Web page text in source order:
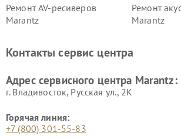
Ремонт AV-ресиверов
Marantz
Ремонт
Marantz
Контакты сервис центра
Адрес сервисного центра Marantz:
г. Владивосток, Русская ул., 2К
Горячая линия:
+7 (800) 301-55-83